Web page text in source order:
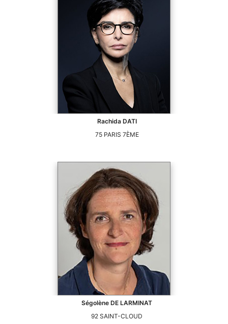
Rachida DATI
75 PARIS 7ÈME
Ségolène DE LARMINAT
92 SAINT-CLOUD